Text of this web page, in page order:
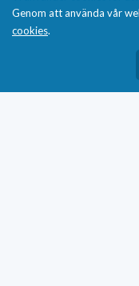
Genom att använda vår
cookies.